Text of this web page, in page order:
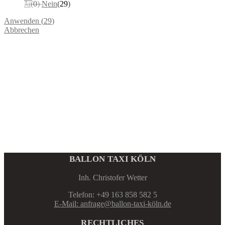
Ja(0) Nein(29)
Anwenden (29)
Abbrechen
BALLON TAXI KÖLN
Inh. Christofer Wetter
Telefon: +49 163 858 582 5
E-Mail: anfrage@ballon-taxi-köln.de
RECHTLICHES